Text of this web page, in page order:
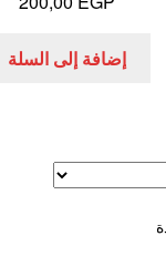
للمداعبه
إضافة إلى السلة